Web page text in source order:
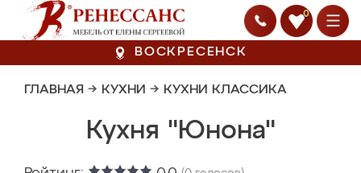
0
ВОСКРЕСЕНСК
ГЛАВНАЯ → КУХНИ → КУХНИ КЛАССИКА
Кухня "Юнона"